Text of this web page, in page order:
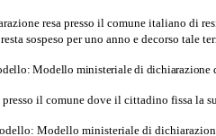
resa presso il comune italiano di
sospeso per uno anno e decorso tale
Modello ministeriale di dichiarazione
il comune dove il cittadino fissa la
Modello ministeriale di